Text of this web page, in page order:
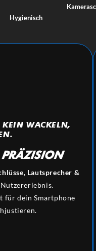
Hygienisch
WACKELN,
PRÄZISION
Lautsprecher &
für dein Smartphone